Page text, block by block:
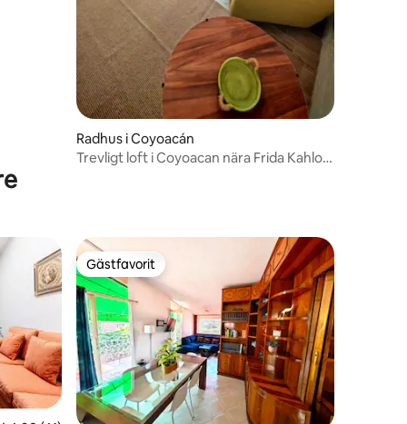
Radhus i Coyoacán
Trevligt loft i Coyoacan nära Frida Kahlos
Gästfavorit
Gästfavorit